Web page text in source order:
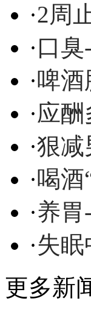
·2周
·口
·啤酒
·应
·狠减
·喝酒
·养胃
·失
更多新